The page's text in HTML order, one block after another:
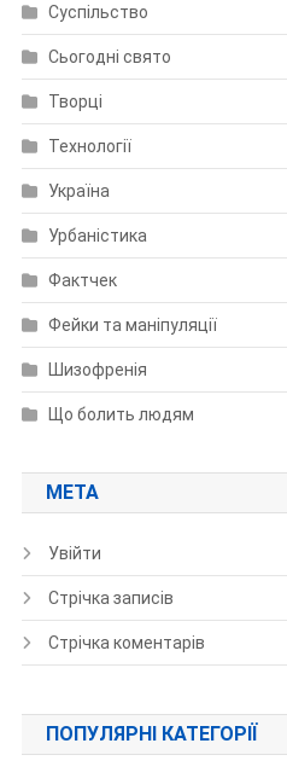
Суспільство
Сьогодні свято
Творці
Технології
Україна
Урбаністика
Фактчек
Фейки та маніпуляції
Шизофренія
Що болить людям
МЕТА
Увійти
Стрічка записів
Стрічка коментарів
ПОПУЛЯРНІ КАТЕГОРІЇ